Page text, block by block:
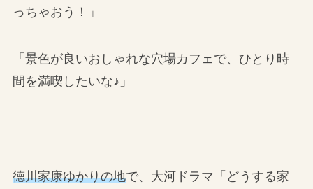
っちゃおう！」
「景色が良いおしゃれな穴場カフェで、ひとり時
間を満喫したいな♪」
徳川家康ゆかりの地で、大河ドラマ「どうする家